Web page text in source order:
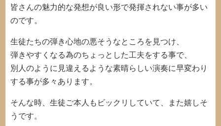
皆さんの魅力的な発想が良い形で発揮されない事が多い
のです。
生徒たちの弾き心地の悪そうなところを見つけ、
弾きやすくなる為のちょっとした工夫をする事で、
別人のように見違えるような素晴らしい演奏に早変わり
する事が多々あります。
そんな時、生徒ご本人もビックリしていて、また嬉しそ
うです。